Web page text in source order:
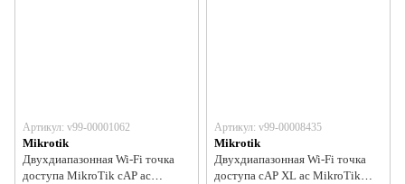
Артикул: v99-00001062
Mikrotik
Двухдиапазонная Wi-Fi точка
доступа MikroTik cAP ac
Артикул: v99-00008435
Mikrotik
Двухдиапазонная Wi-Fi точка
доступа cAP XL ac MikroTik